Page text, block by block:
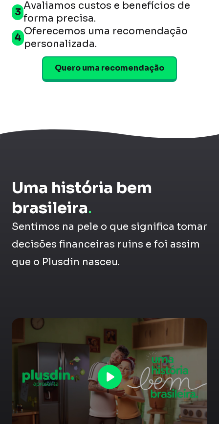
3
Avaliamos custos e benefícios de
forma precisa.
4
Oferecemos uma recomendação
personalizada.
Quero uma recomendação
Uma história bem
brasileira.
Sentimos na pele o que significa tomar
decisões financeiras ruins e foi assim
que o Plusdin nasceu.